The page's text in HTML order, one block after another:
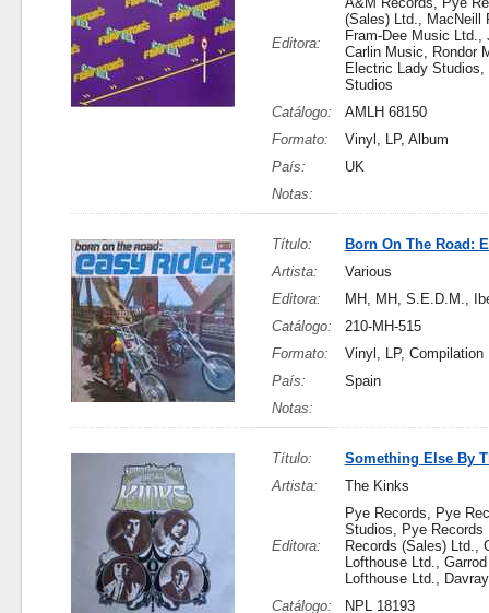
Editora:
(Sales) Ltd., MacNeill
Fram-Dee Music Ltd.,
Carlin Music, Rondor
Electric Lady Studios,
Studios
Catálogo:
AMLH 68150
Formato:
Vinyl, LP, Album
País:
UK
Notas:
Título:
Born On The Road:
Artista:
Various
Editora:
MH, MH, S.E.D.M.,
Catálogo:
210-MH-515
Formato:
Vinyl, LP, Compilation
País:
Spain
Notas:
Título:
Something Else By
Artista:
The Kinks
Editora:
Pye Records, Pye
Studios, Pye Records
Records (Sales) Ltd.,
Lofthouse Ltd.,
Lofthouse Ltd.,
Catálogo:
NPL 18193